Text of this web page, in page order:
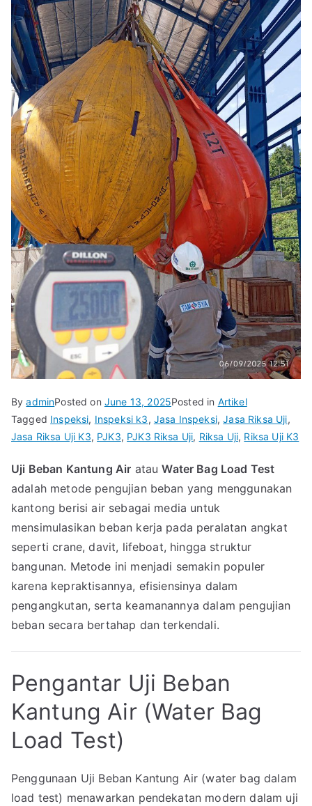
ByadminPosted on June 13, 2025Posted in Artikel
Tagged Inspeksi, Inspeksi k3, Jasa Inspeksi,Jasa Riksa Uji,
Jasa Riksa Uji K3, PJK3, PJK3 Riksa Uji, Riksa Uji, Riksa Uji K3
Uji Beban Kantung Air atauWater Bag Load Test
adalah metode pengujian beban yang menggunakan
kantong berisi air sebagai media untuk
mensimulasikan beban kerja pada peralatan angkat
seperti crane, davit, lifeboat, hingga struktur
bangunan. Metode ini menjadi semakin populer
karena kepraktisannya, efisiensinya dalam
pengangkutan, serta keamanannya dalam pengujian
beban secara bertahap dan terkendali.
Pengantar Uji Beban
Kantung Air (Water Bag
Load Test)
Penggunaan Uji Beban Kantung Air (water bag dalam
load test) menawarkan pendekatan modern dalam uji